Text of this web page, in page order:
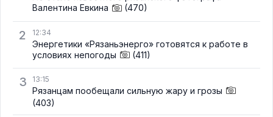
Валентина Евкина
(470)
2 12:34
Энергетики «Рязаньэнерго» готовятся к работе в
условиях непогоды
(411)
3 13:15
Рязанцам пообещали сильную жару и грозы
(403)